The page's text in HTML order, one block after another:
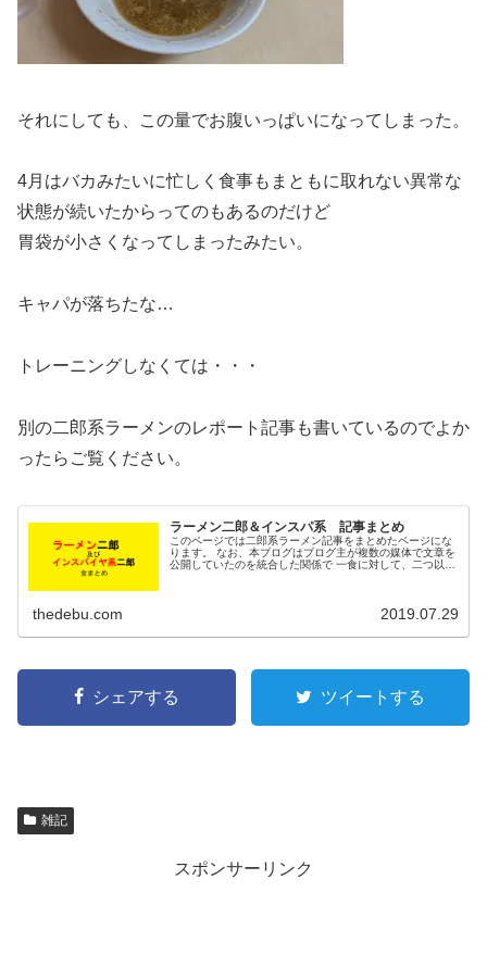
それにしても、この量でお腹いっぱいになってしまった。
4月はバカみたいに忙しく食事もまともに取れない異常な
状態が続いたからってのもあるのだけど
胃袋が小さくなってしまったみたい。
キャパが落ちたな…
トレーニングしなくては・・・
別の二郎系ラーメンのレポート記事も書いているのでよか
ったらご覧ください。
ラーメン二郎＆インスパ系 記事まとめ
このページでは二郎系ラーメン記事をまとめたページにな
ります。 なお、本ブログはブログ主が複数の媒体で文章を
公開していたのを統合した関係で 一食に対して、二つ以上
thedebu.com 2019.07.29
シェアする ツイートする
雑記
スポンサーリンク